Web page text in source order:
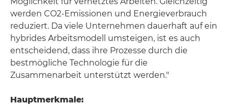
werden CO2-Emissionen und Energieverbrauch
reduziert. Da viele Unternehmen dauerhaft auf ein
hybrides Arbeitsmodell umsteigen, ist es auch
entscheidend, dass ihre Prozesse durch die
bestmögliche Technologie für die
Zusammenarbeit unterstützt werden."
Hauptmerkmale: